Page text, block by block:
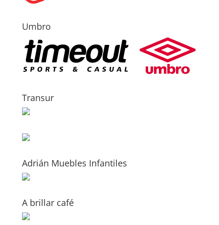
Umbro
Transur
Adrián Muebles Infantiles
A brillar café